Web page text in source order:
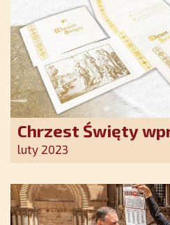
Chrzest Święty
wspólnoty
wyjątkowy dzień
luty 2023